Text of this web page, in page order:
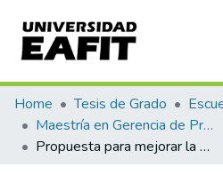
Communities & Collections
All of DSpace
Home Tesis de Grado
Maestría en Gerencia de Proyectos (Tesis)
Propuesta para mejorar la gestión de proyectos en la Unidad de Tecnología de EDATEL, a partir de la identificación y evaluación de los aspectos que influyen favorable o desfavorablemente la realización de los proyectos en la Unidad